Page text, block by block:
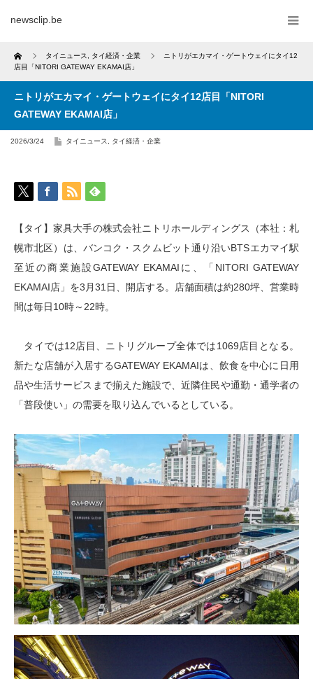
newsclip.be
Home タイニュース タイ経済・企業
ニトリがエカマイ・ゲートウェイにタイ12
店目「NITORI GATEWAY EKAMAI店」
ニトリがエカマイ・ゲートウェイにタイ12店目「NITORI
GATEWAY EKAMAI店」
2026/3/24 タイニュース タイ経済・企業
【タイ】家具大手の株式会社ニトリホールディングス（本社：札
幌市北区）は、バンコク・スクムビット通り沿いBTSエカマイ駅
至近の商業施設GATEWAY EKAMAIに、「NITORI GATEWAY
EKAMAI店」を3月31日、開店する。店舗面積は約280坪、営業時
間は毎日10時～22時。
タイでは12店目、ニトリグループ全体では1069店目となる。
新たな店舗が入居するGATEWAY EKAMAIは、飲食を中心に日用
品や生活サービスまで揃えた施設で、近隣住民や通勤・通学者の
「普段使い」の需要を取り込んでいるとしている。